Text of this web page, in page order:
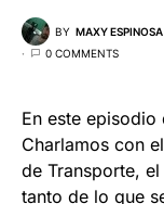
BY MAXY ESPINOSA
0 COMMENTS
En este episodio
Charlamos con
de Transporte,
tanto de lo que